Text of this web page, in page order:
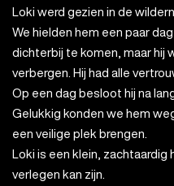
We hielden hem een ​​paar
dichterbij te komen, maar hij
verbergen. Hij had alle
Op een dag besloot hij na
Gelukkig konden we hem
een veilige plek brengen.
Loki is een klein,
verlegen kan zijn.